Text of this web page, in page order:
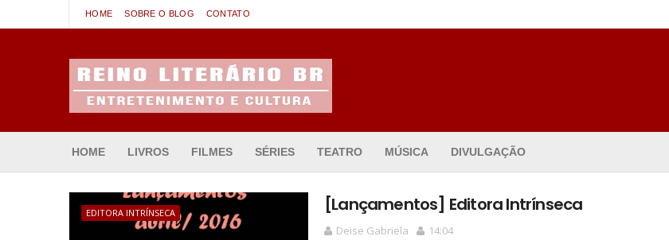
HOME SOBRE O BLOG CONTATO
HOME LIVROS FILMES SÉRIES TEATRO MÚSICA DIVULGAÇÃO
EDITORA INTRÍNSECA [Lançamentos] Editora Intrínseca
Deise Gabriela
14:04